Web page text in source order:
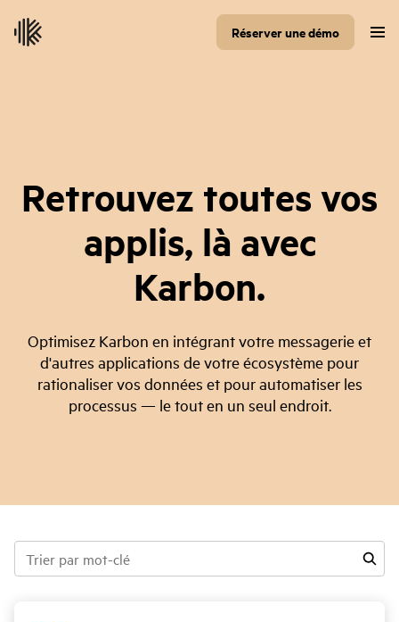
Réserver une démo
Retrouvez toutes vos
applis, là avec
Karbon.
Optimisez Karbon en intégrant votre messagerie et
d'autres applications de votre écosystème pour
rationaliser vos données et pour automatiser les
processus — le tout en un seul endroit.
Trier
par